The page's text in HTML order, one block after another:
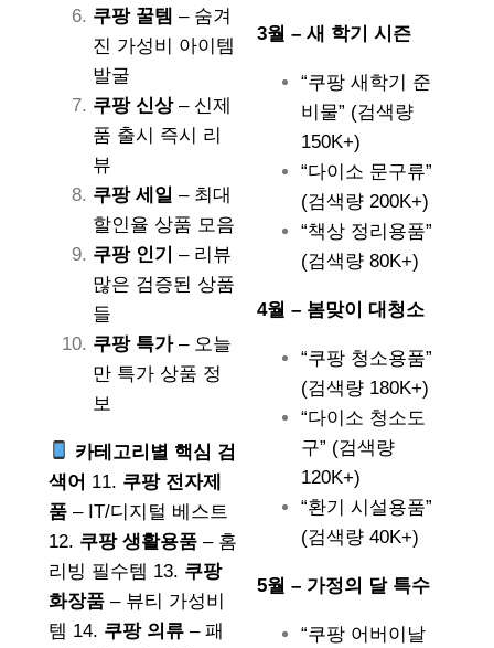
쿠팡 꿀템 – 숨겨
진 가성비 아이템
발굴
쿠팡 신상– 신제
품 출시 즉시 리
뷰
쿠팡 세일 – 최대
할인율 상품 모음
쿠팡 인기
– 리뷰
많은 검증된 상품
들
쿠팡 특가– 오늘
만 특가 상품 정
보
카테고리별 핵심 검
색어 11. 쿠팡 전자제
품 – IT/디지털 베스트
12. 쿠팡 생활용품 – 홈
리빙 필수템 13. 쿠팡
화장품 – 뷰티 가성비
템 14. 쿠팡 의류 – 패
3월 – 새 학기 시즌
“쿠팡 새학기 준
비물” (검색량
150K+)
“다이소 문구류”
(검색량 200K+)
“책상 정리용품”
(검색량 80K+)
4월 – 봄맞이 대청소
“쿠팡 청소용품”
(검색량 180K+)
“다이소 청소도
구” (검색량
120K+)
“환기 시설용품”
(검색량 40K+)
5월 – 가정의 달 특수
“쿠팡 어버이날